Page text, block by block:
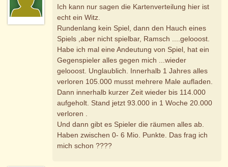
Ich kann nur sagen die Kartenverteilung hier ist
echt ein Witz.
Rundenlang kein Spiel, dann den Hauch eines
Spiels ,aber nicht spielbar, Ramsch ....gelooost.
Habe ich mal eine Andeutung von Spiel, hat ein
Gegenspieler alles gegen mich ...wieder
gelooost. Unglaublich. Innerhalb 1 Jahres alles
verloren 105.000 musst mehrere Male aufladen.
Dann innerhalb kurzer Zeit wieder bis 114.000
aufgeholt. Stand jetzt 93.000 in 1 Woche 20.000
verloren .
Und dann gibt es Spieler die räumen alles ab.
Haben zwischen 0- 6 Mio. Punkte. Das frag ich
mich schon ????